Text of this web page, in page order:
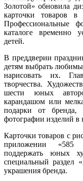
Золотой» обновила
карточки товаров
Профессиональные
каталоге временно
детей.
В преддверии
детям выбрать
нарисовать их.
творчества.
шести юных
карандашом или
подарки от
фотографии изделий в
Карточки товаров с
приложении «585
поддержать юных
специальный раздел
украшения бренда.